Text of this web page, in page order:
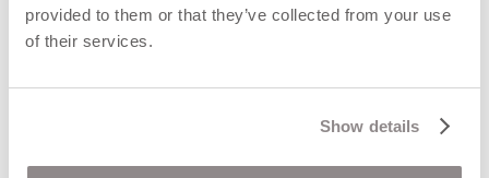
provided to them or that they’ve collected from your use
of their services.
Show details